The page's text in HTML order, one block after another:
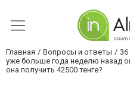
Главная Вопросы и ответы 36
уже больше года неделю назад
она получить 42500 тенге?